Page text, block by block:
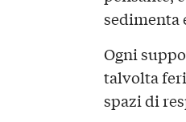
sedimenta
Ogni
talvolta
spazi di